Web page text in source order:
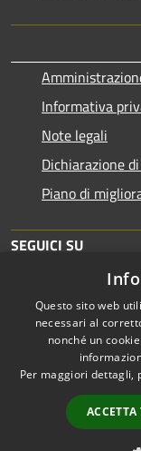
Informativa
Note legali
Dichiarazione
Piano di
SEGUICI SU
RSS
Accessibilità
Questo sito web
necessari al
nonché un
Per maggiori dettagli,
ACCETTA